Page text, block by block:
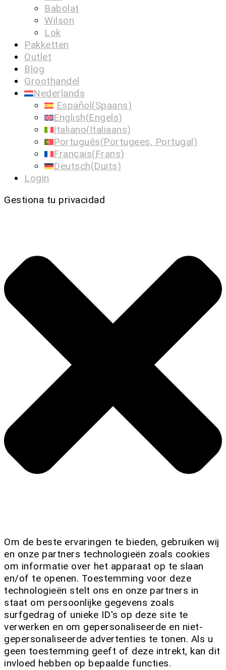
Babolat
Wilson
Lok
Pakketten
Outlet
Blog
Groothandel
Nederlands
Español(Spaans)
English(Engels)
Italiano(Italiaans)
Português(Portugees, Portugal)
Français(Frans)
Deutsch(Duits)
Login
Gestiona tu privacidad
Om de beste ervaringen te bieden, gebruiken wij
en onze partners technologieën zoals cookies
om informatie over het apparaat op te slaan
en/of te openen. Toestemming voor deze
technologieën stelt ons en onze partners in
staat om persoonlijke gegevens zoals
surfgedrag of unieke ID's op deze site te
verwerken en om gepersonaliseerde en niet-
gepersonaliseerde advertenties te tonen. Als u
geen toestemming geeft of deze intrekt, kan dit
invloed hebben op bepaalde functies.